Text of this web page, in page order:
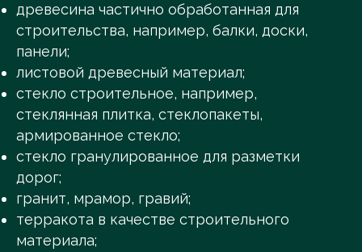
древесина частично обработанная для
строительства, например, балки, доски,
панели;
листовой древесный материал;
стекло строительное, например,
стеклянная плитка, стеклопакеты,
армированное стекло;
стекло гранулированное для разметки
дорог;
гранит, мрамор, гравий;
терракота в качестве строительного
материала;